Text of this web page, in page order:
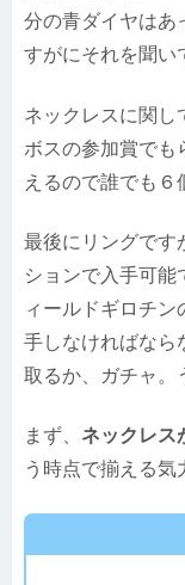
分の青ダイヤはあ
すがにそれを聞い
ネックレスに関し
ボスの参加賞でも
えるので誰でも６
最後にリングです
ションで入手可能
ィールドギロチン
手しなければなら
取るか、ガチャ。
まず、 ネックレス
う時点で揃える